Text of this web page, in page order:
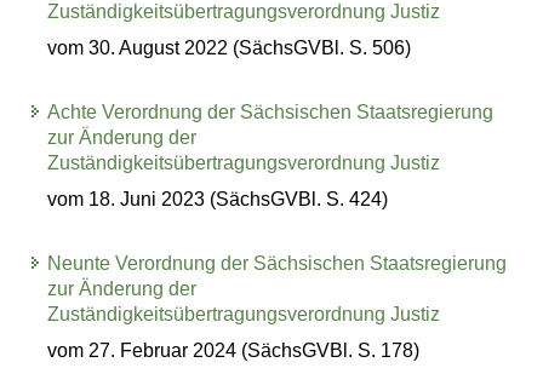
Zuständigkeitsübertragungsverordnung Justiz
vom 30. August 2022 (SächsGVBl. S. 506)
Achte Verordnung der Sächsischen Staatsregierung
zur Änderung der
Zuständigkeitsübertragungsverordnung Justiz
vom 18. Juni 2023 (SächsGVBl. S. 424)
Neunte Verordnung der Sächsischen Staatsregierung
zur Änderung der
Zuständigkeitsübertragungsverordnung Justiz
vom 27. Februar 2024 (SächsGVBl. S. 178)